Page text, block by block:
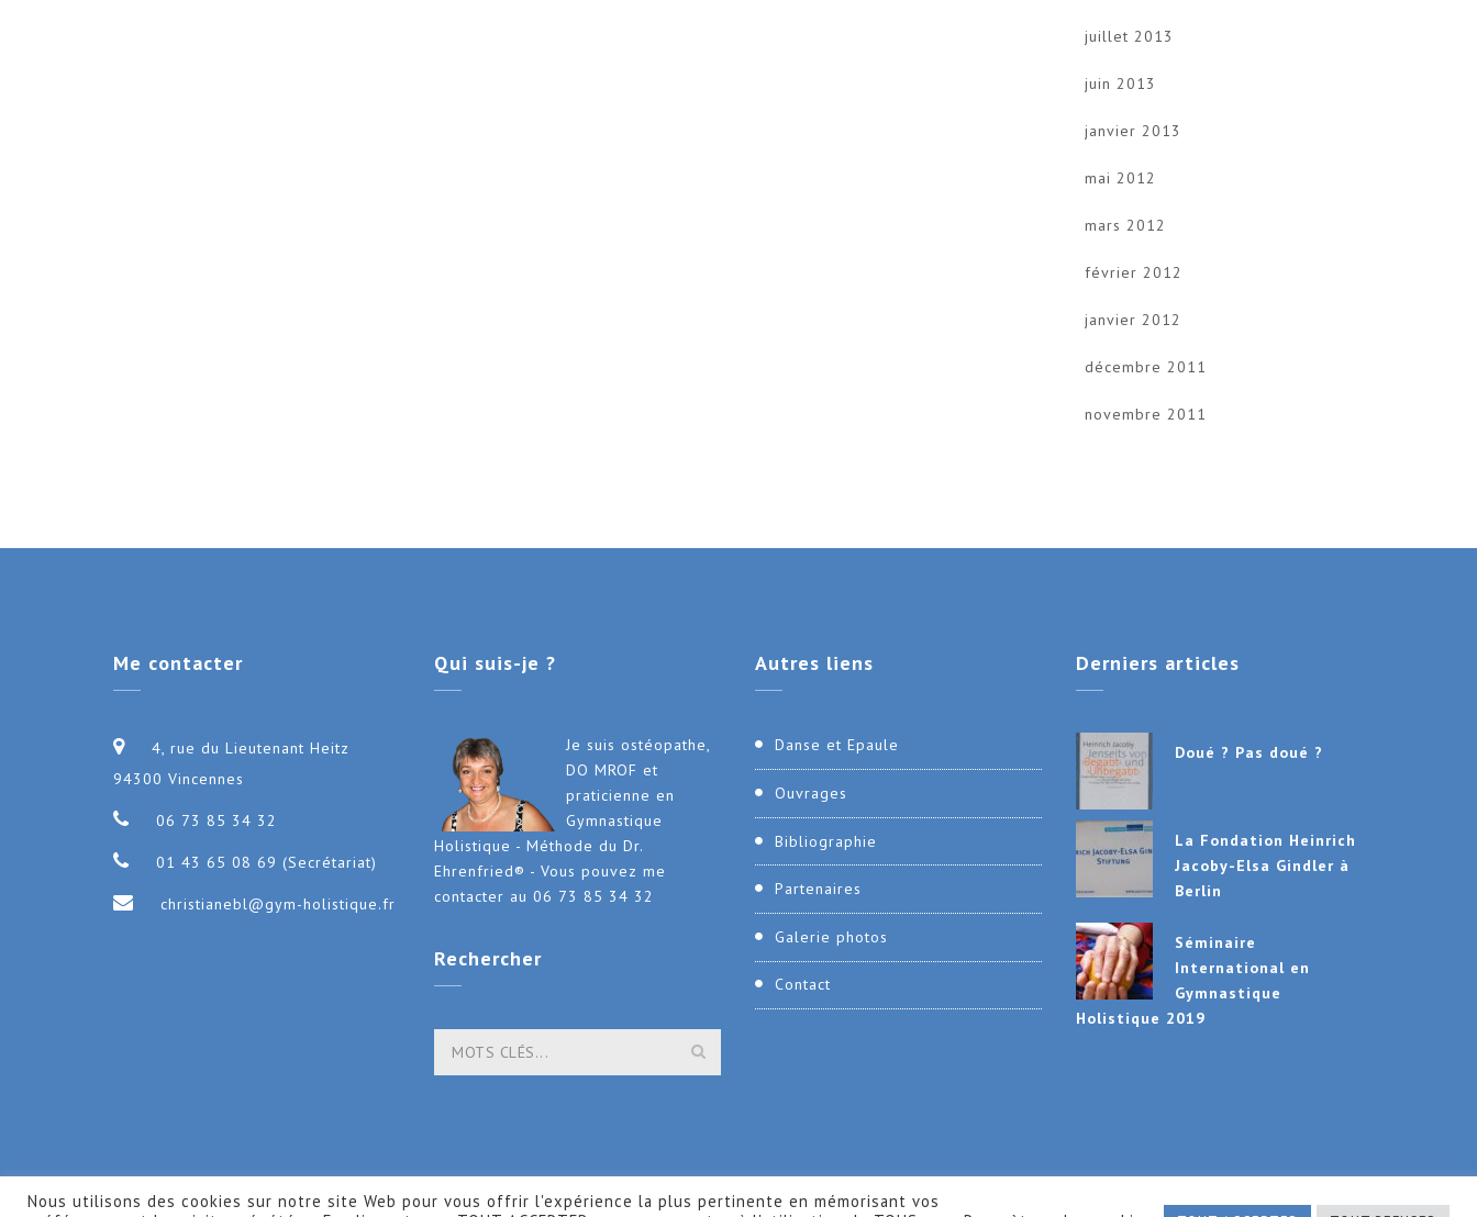
juillet 2013
juin 2013
janvier 2013
mai 2012
mars 2012
février 2012
janvier 2012
décembre 2011
novembre 2011
Me contacter
4, rue du Lieutenant Heitz
94300 Vincennes
06 73 85 34 32
01 43 65 08 69 (Secrétariat)
christianebl@gym-holistique.fr
Qui suis-je ?
Je suis ostéopathe,
DO MROF et
praticienne en
Gymnastique
Holistique - Méthode du Dr.
Ehrenfried® - Vous pouvez me
contacter au 06 73 85 34 32
Rechercher
Autres liens
Danse et Epaule
Ouvrages
Bibliographie
Partenaires
Galerie photos
Contact
Derniers articles
Doué ? Pas doué ?
La Fondation Heinrich
Jacoby-Elsa Gindler à
Berlin
Séminaire
International en
Gymnastique
Holistique 2019
Nous utilisons des cookies sur notre site Web pour vous offrir l'expérience la plus pertinente en mémorisant vos